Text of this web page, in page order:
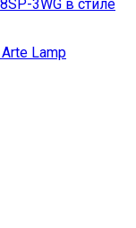
Lamp